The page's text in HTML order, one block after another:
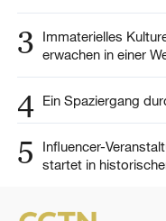
3
Immaterielles
erwachen in einer
4 Ein Spaziergang
5
Influencer-
startet in